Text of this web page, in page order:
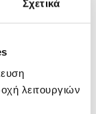
Σχετικά
λειτουργιών